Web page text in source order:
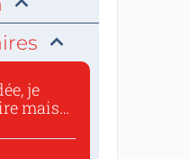
je
mais